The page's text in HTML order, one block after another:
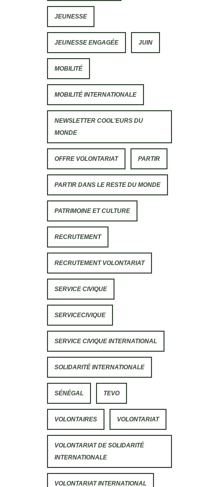
JEUNESSE
JEUNESSE ENGAGÉE JUIN
MOBILITÉ
MOBILITÉ INTERNATIONALE
NEWSLETTER COOL'EURS DU
MONDE
OFFRE VOLONTARIAT PARTIR
PARTIR DANS LE RESTE DU MONDE
PATRIMOINE ET CULTURE
RECRUTEMENT
RECRUTEMENT VOLONTARIAT
SERVICE CIVIQUE
SERVICECIVIQUE
SERVICE CIVIQUE INTERNATIONAL
SOLIDARITÉ INTERNATIONALE
SÉNÉGAL TEVO
VOLONTAIRES VOLONTARIAT
VOLONTARIAT DE SOLIDARITÉ
INTERNATIONALE
VOLONTARIAT INTERNATIONAL